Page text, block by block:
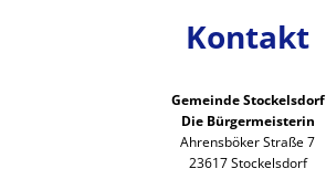
Kontakt
Gemeinde Stockelsdorf
Die Bürgermeisterin
Ahrensböker Straße 7
23617 Stockelsdorf